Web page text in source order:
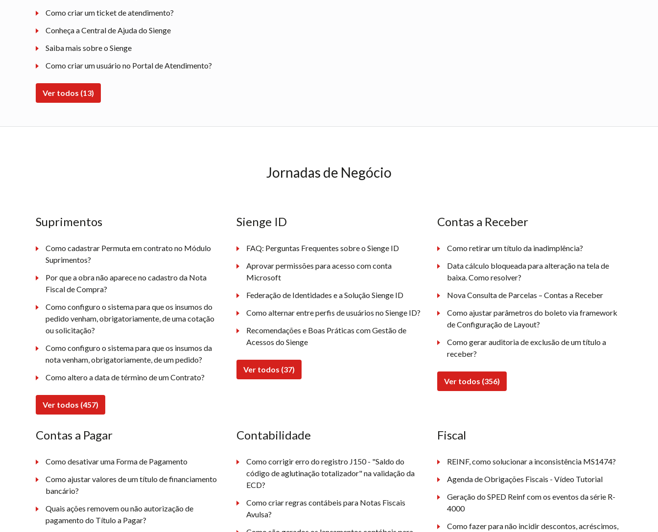
Como criar um ticket de atendimento?
Conheça a Central de Ajuda do Sienge
Saiba mais sobre o Sienge
Como criar um usuário no Portal de Atendimento?
Ver todos (13)
Jornadas de Negócio
Suprimentos
Como cadastrar Permuta em contrato no Módulo
Suprimentos?
Por que a obra não aparece no cadastro da Nota
Fiscal de Compra?
Como configuro o sistema para que os insumos do
pedido venham, obrigatoriamente, de uma cotação
ou solicitação?
Como configuro o sistema para que os insumos da
nota venham, obrigatoriamente, de um pedido?
Como altero a data de término de um Contrato?
Ver todos (457)
Sienge ID
FAQ: Perguntas Frequentes sobre o Sienge ID
Aprovar permissões para acesso com conta
Microsoft
Federação de Identidades e a Solução Sienge ID
Como alternar entre perfis de usuários no Sienge ID?
Recomendações e Boas Práticas com Gestão de
Acessos do Sienge
Ver todos (37)
Contas a Receber
Como retirar um título da inadimplência?
Data cálculo bloqueada para alteração na tela de
baixa. Como resolver?
Nova Consulta de Parcelas – Contas a Receber
Como ajustar parâmetros do boleto via framework
de Configuração de Layout?
Como gerar auditoria de exclusão de um título a
receber?
Ver todos (356)
Contas a Pagar
Como desativar uma Forma de Pagamento
Como ajustar valores de um título de financiamento
bancário?
Quais ações removem ou não autorização de
pagamento do Título a Pagar?
Contabilidade
Como corrigir erro do registro J150 - "Saldo do
código de aglutinação totalizador" na validação da
ECD?
Como criar regras contábeis para Notas Fiscais
Avulsa?
Fiscal
REINF, como solucionar a inconsistência MS1474?
Agenda de Obrigações Fiscais - Vídeo Tutorial
Geração do SPED Reinf com os eventos da série R-
4000
Como fazer para não incidir descontos, acréscimos,